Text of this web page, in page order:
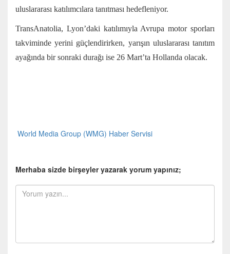
uluslararası katılımcılara tanıtması hedefleniyor.
TransAnatolia, Lyon’daki katılımıyla Avrupa motor sporları
takviminde yerini güçlendirirken, yarışın uluslararası tanıtım
ayağında bir sonraki durağı ise 26 Mart’ta Hollanda olacak.
World Media Group (WMG) Haber Servisi
Merhaba sizde birşeyler yazarak yorum yapınız;